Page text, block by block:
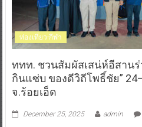
ท่องเที่ยว-กีฬา
ททท. ชวนสัมผัสเสน่ห์อีสาน
กินแซ่บ ของดีวิถีโพธิ์ชัย”
จ.ร้อยเอ็ด
December 25, 2025 admin